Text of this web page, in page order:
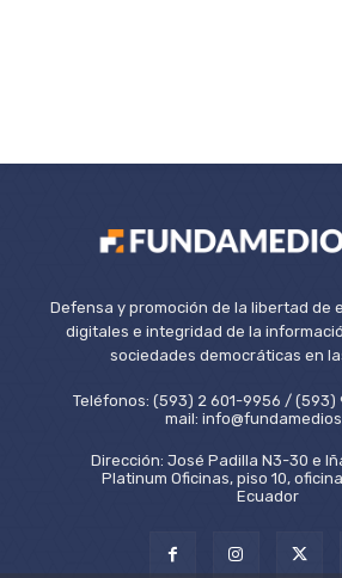
Defensa y promoción de la libertad de
digitales e integridad de la
sociedades democráticas en
Teléfonos: (593) 2 601-9956 /
mail:
Dirección: José Padilla N3-30 e
Platinum Oficinas, piso 10,
Ecuador